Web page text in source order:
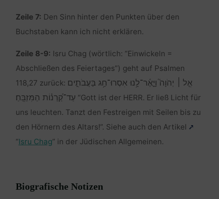
Zeile 7: Den Sinn hinter den Punkten über den
Buchstaben kann ich nicht erklären.
Zeile 8-9: Isru Chag (wörtlich: “Einwickeln =
Abschließen des Feiertages”) geht auf Psalmen
118,27 zurück: אֵ֤ל ׀ יְהֹוָה֮ וַיָּ֢אֶ֫ר־לָ֥נוּ אִסְרוּ־חַ֥ג בַּעֲבֹתִ֑ים
עַד־קַ֝רְנ֗וֹת הַמִּזְבֵּֽחַ׃ “Gott ist der HERR. Er ließ Licht für
uns leuchten. Tanzt den Festreigen mit Seilen bis zu
den Hörnern des Altars!”. Siehe auch den Artikel
“Isru Chag” in der Jüdischen Allgemeinen.
Biografische Notizen